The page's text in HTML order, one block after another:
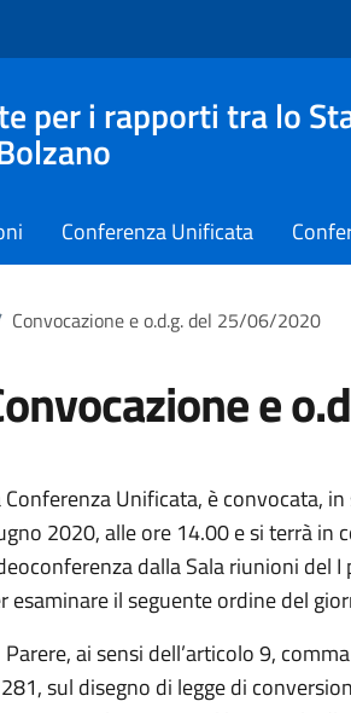
per i rapporti tra lo
Conferenza Unificata
Convocazione e o.d.g. del 25/06/2020
e
Conferenza Unificata, è convocata,
2020, alle ore 14.00 e si terrà in
dalla Sala riunioni del I
esaminare il seguente ordine del
ai sensi dell’articolo 9,
sul disegno di legge di